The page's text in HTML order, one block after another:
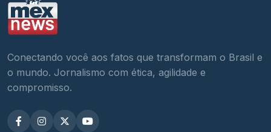
Conectando você aos fatos que transformam o Brasil e
o mundo. Jornalismo com ética, agilidade e
compromisso.